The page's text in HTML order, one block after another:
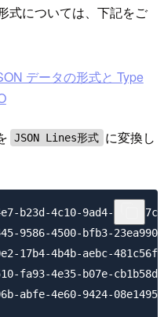
式については、下記をご
データの形式と Type
JSON Lines形式 に変換し
4c10-9ad4-
4500-bfb3-
4b4b-aebc-
4e35-b07e-
4e60-9424-